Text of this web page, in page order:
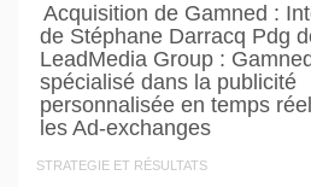
Acquisition de Gamned :
de Stéphane Darracq Pdg
LeadMedia Group :
spécialisé dans la publicité
personnalisée en temps
les Ad-exchanges
STRATEGIE ET RÉSULTATS